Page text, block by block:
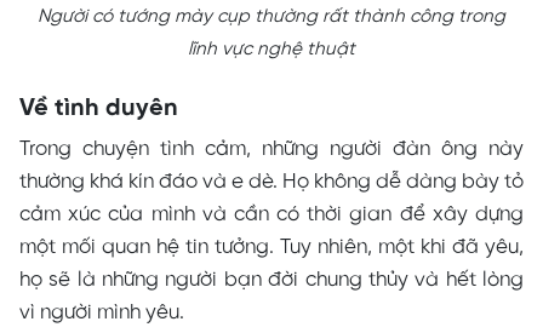
Người có tướng mày cụp thường rất thành công trong
lĩnh vực nghệ thuật
Về tình duyên
Trong chuyện tình cảm, những người đàn ông này
thường khá kín đáo và e dè. Họ không dễ dàng bày tỏ
cảm xúc của mình và cần có thời gian để xây dựng
một mối quan hệ tin tưởng. Tuy nhiên, một khi đã yêu,
họ sẽ là những người bạn đời chung thủy và hết lòng
vì người mình yêu.